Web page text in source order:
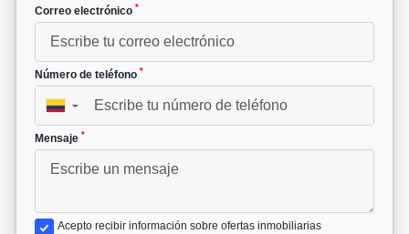
Correo electrónico *
Número de teléfono *
▼
Mensaje *
Acepto recibir información sobre ofertas inmobiliarias